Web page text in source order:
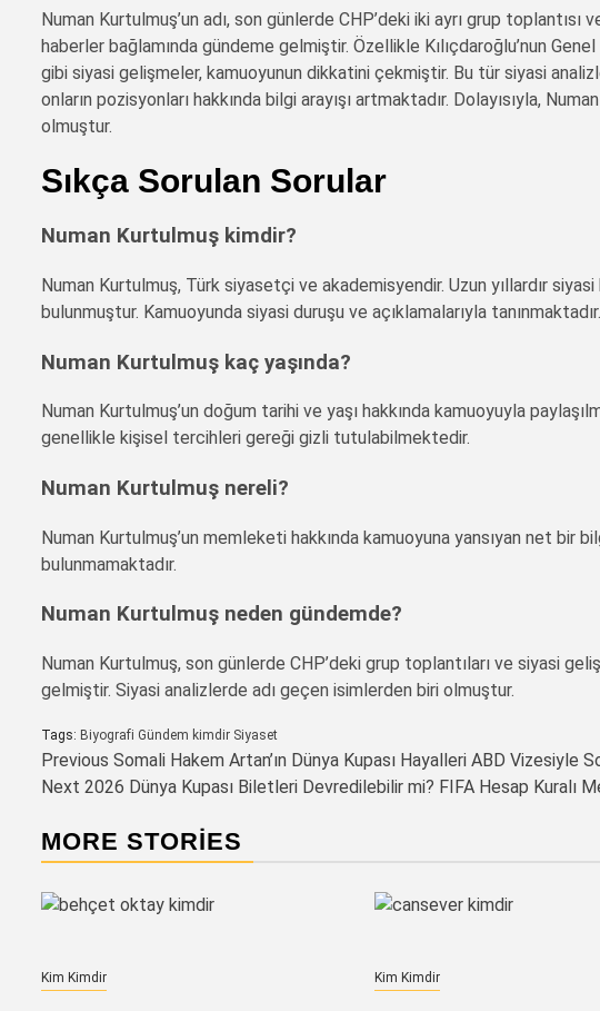
Numan Kurtulmuş’un adı, son günlerde CHP’deki iki ayrı grup
haberler bağlamında gündeme gelmiştir. Özellikle Kılıçdaroğlu’nun
gibi siyasi gelişmeler, kamuoyunun dikkatini çekmiştir. Bu tür siyasi
onların pozisyonları hakkında bilgi arayışı artmaktadır. Dolayısıyla,
olmuştur.
Sıkça Sorulan Sorular
Numan Kurtulmuş kimdir?
Numan Kurtulmuş, Türk siyasetçi ve akademisyendir. Uzun yıllardır
bulunmuştur. Kamuoyunda siyasi duruşu ve açıklamalarıyla tanınmaktadır.
Numan Kurtulmuş kaç yaşında?
Numan Kurtulmuş’un doğum tarihi ve yaşı hakkında kamuoyuyla
genellikle kişisel tercihleri gereği gizli tutulabilmektedir.
Numan Kurtulmuş nereli?
Numan Kurtulmuş’un memleketi hakkında kamuoyuna yansıyan net bir
bulunmamaktadır.
Numan Kurtulmuş neden gündemde?
Numan Kurtulmuş, son günlerde CHP’deki grup toplantıları ve siyasi
gelmiştir. Siyasi analizlerde adı geçen isimlerden biri olmuştur.
Tags: Biyografi Gündem kimdir Siyaset
Post
navigation
Previous Somali Hakem Artan’ın Dünya Kupası Hayalleri ABD Vizesiyle
Next 2026 Dünya Kupası Biletleri Devredilebilir mi? FIFA Hesap Kuralı
MORE STORIES
Kim Kimdir Kim Kimdir